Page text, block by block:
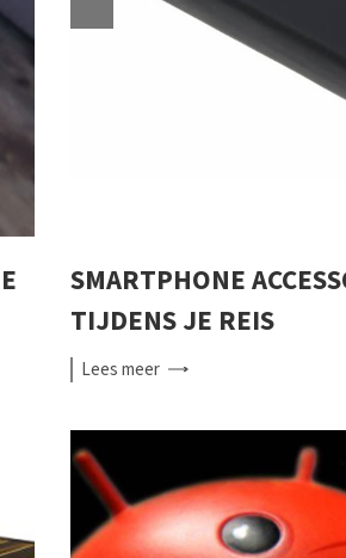
SMARTPHONE
TIJDENS JE REIS
Leesmeer